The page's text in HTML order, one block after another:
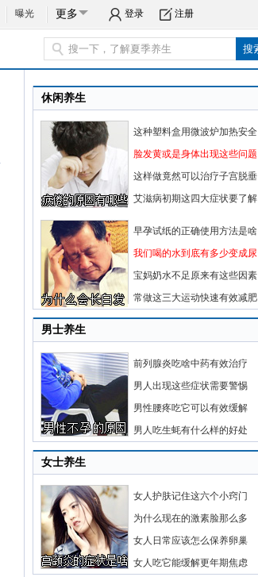
曝光 更多 登录 注册
休闲养生
这种塑料盒用微波炉加热安全
脸发黄或是身体出现这些问题
这样做竟然可以治疗子宫脱垂
艾滋病初期这四大症状要了解
早孕试纸的正确使用方法是啥
我们喝的水到底有多少变成尿
宝妈奶水不足原来有这些因素
常做这三大运动快速有效减肥
男士养生
前列腺炎吃啥中药有效治疗
男人出现这些症状需要警惕
男性腰疼吃它可以有效缓解
男人吃生蚝有什么样的好处
女士养生
女人护肤记住这六个小窍门
为什么现在的激素脸那么多
女人日常应该怎么保养卵巢
女人吃它能缓解更年期焦虑